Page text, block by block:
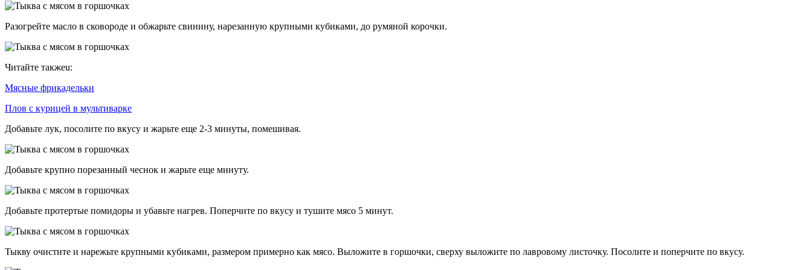
Разогрейте масло в сковороде и обжарьте свинину, нарезанную крупными кубиками, до румяной корочки.
Читайте такжеu:
Мясные фрикадельки
Плов с курицей в мультиварке
Добавьте лук, посолите по вкусу и жарьте еще 2-3 минуты, помешивая.
Добавьте крупно порезанный чеснок и жарьте еще минуту.
Добавьте протертые помидоры и убавьте нагрев. Поперчите по вкусу и тушите мясо 5 минут.
Тыкву очистите и нарежьте крупными кубиками, размером примерно как мясо. Выложите в горшочки, сверху выложите по лавровому листочку. Посолите и поперчите по вкусу.